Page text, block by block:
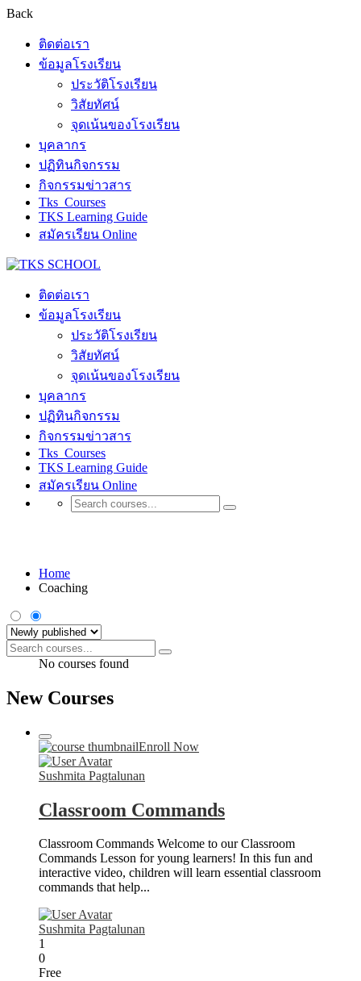
Back
ติดต่อเรา
ข้อมูลโรงเรียน
ประวัติโรงเรียน
วิสัยทัศน์
จุดเน้นของโรงเรียน
บุคลากร
ปฏิทินกิจกรรม
กิจกรรมข่าวสาร
Tks_Courses
TKS Learning Guide
สมัครเรียน Online
ติดต่อเรา
ข้อมูลโรงเรียน
ประวัติโรงเรียน
วิสัยทัศน์
จุดเน้นของโรงเรียน
บุคลากร
ปฏิทินกิจกรรม
กิจกรรมข่าวสาร
Tks_Courses
TKS Learning Guide
สมัครเรียน Online
Home
Coaching
No courses found
New Courses
Enroll Now
Sushmita Pagtalunan
Classroom Commands
Classroom Commands Welcome to our Classroom
Commands Lesson for young learners! In this fun and
interactive video, children will learn essential classroom
commands that help...
Sushmita Pagtalunan
1
0
Free